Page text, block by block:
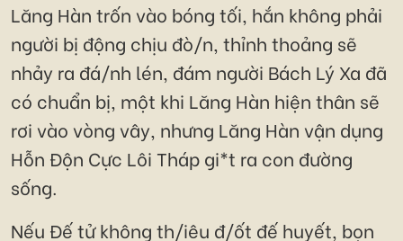
Lăng Hàn trốn vào bóng tối, hắn không phải
người bị động chịu đò/n, thỉnh thoảng sẽ
nhảy ra đá/nh lén, đám người Bách Lý Xa đã
có chuẩn bị, một khi Lăng Hàn hiện thân sẽ
rơi vào vòng vây, nhưng Lăng Hàn vận dụng
Hỗn Độn Cực Lôi Tháp gi*t ra con đường
sống.
Nếu Đế tử không th/iêu đ/ốt đế huyết, bọn